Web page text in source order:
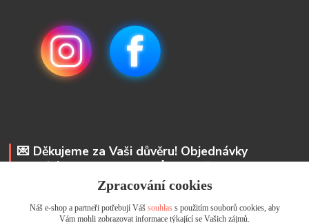
💌 Děkujeme za Vaši důvěru! Objednávky
odesíláme do 48 hodin. 📩 Na vaše e-maily
odpovíme do 24 hodin.
Andrea Kyselová DiS.
Zpracování cookies
Náš e-shop a partneři potřebují Váš souhlass použitím souborů cookies, aby
Vám mohli zobrazovat informace týkající se Vašich zájmů.